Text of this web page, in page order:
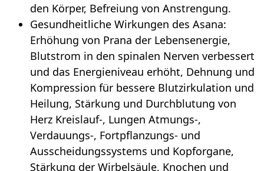
den Körper, Befreiung von Anstrengung.
Gesundheitliche Wirkungen des Asana:
Erhöhung von Prana der Lebensenergie,
Blutstrom in den spinalen Nerven verbessert
und das Energieniveau erhöht, Dehnung und
Kompression für bessere Blutzirkulation und
Heilung, Stärkung und Durchblutung von
Herz Kreislauf-, Lungen Atmungs-,
Verdauungs-, Fortpflanzungs- und
Ausscheidungssystems und Kopforgane,
Stärkung der Wirbelsäule, Knochen und